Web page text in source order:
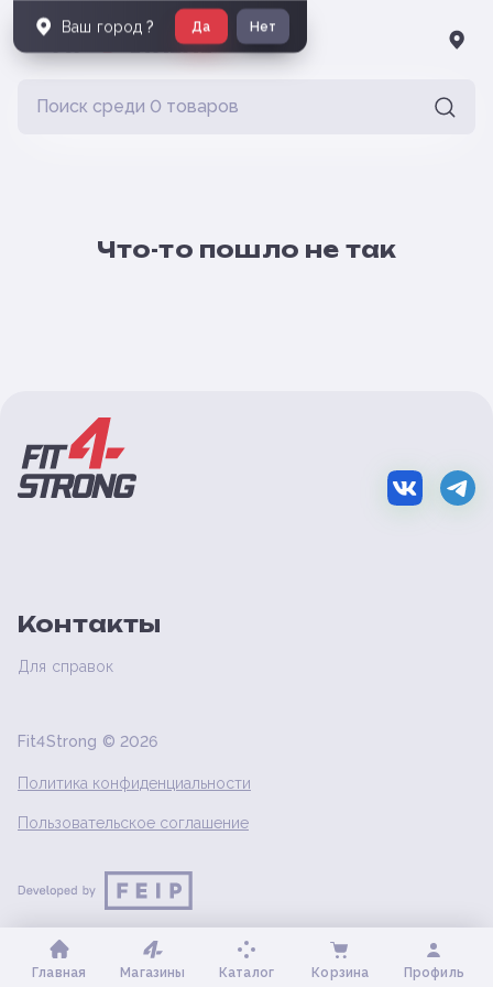
Что-то пошло не так
Контакты
Для справок
Fit4Strong © 2026
Политика конфиденциальности
Пользовательское соглашение
Главная Магазины Каталог Корзина Профиль
Ваш город ? Да Нет